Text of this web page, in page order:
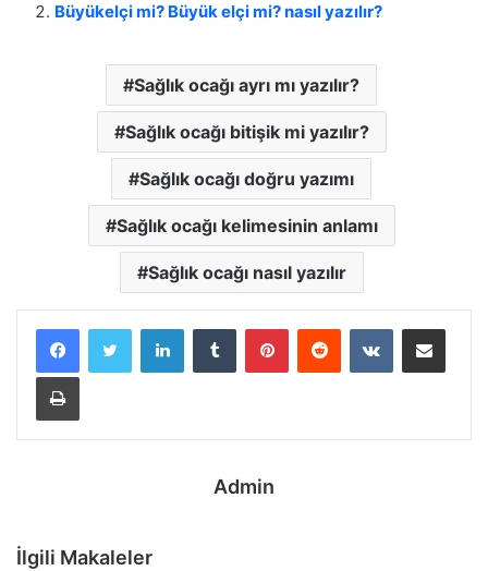
Büyükelçi mi? Büyük elçi mi? nasıl yazılır?
Sağlık ocağı ayrı mı yazılır?
Sağlık ocağı bitişik mi yazılır?
Sağlık ocağı doğru yazımı
Sağlık ocağı kelimesinin anlamı
Sağlık ocağı nasıl yazılır
LinkedInTumblr PinterestReddit VKontakteE-Posta ile paylaş
Yazdır
Admin
İlgili Makaleler